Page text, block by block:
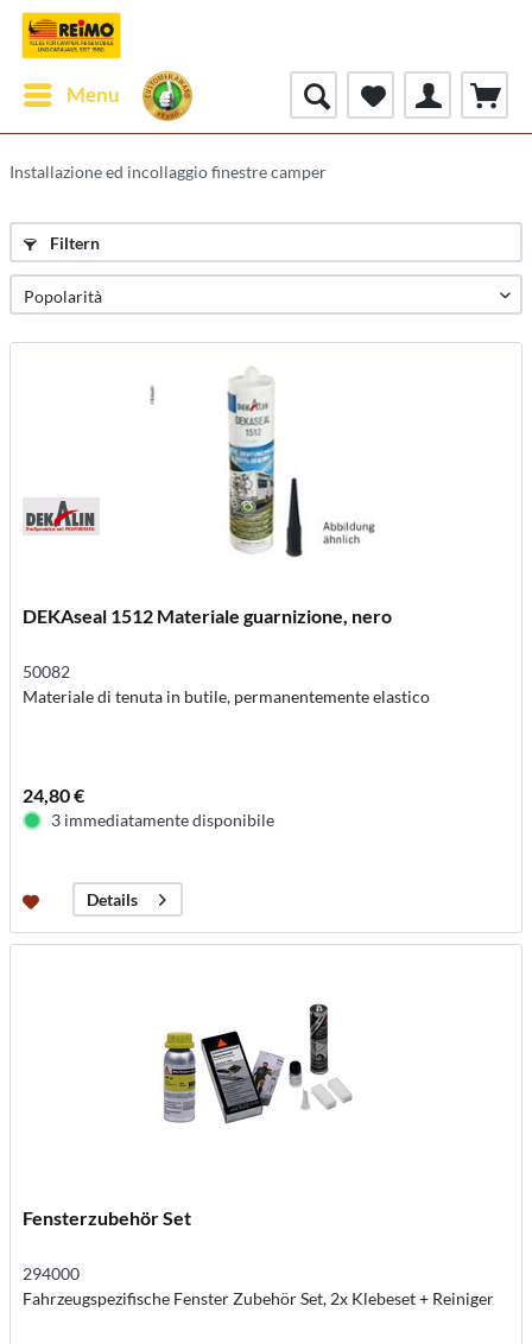
Menu
Installazione ed incollaggio finestre camper
Filtern
DEKAseal 1512 Materiale guarnizione, nero
50082
Materiale di tenuta in butile, permanentemente elastico
24,80 €
3 immediatamente disponibile
Details
Fensterzubehör Set
294000
Fahrzeugspezifische Fenster Zubehör Set, 2x Klebeset + Reiniger